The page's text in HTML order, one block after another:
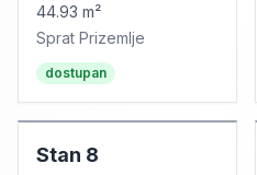
44.93 m²
Sprat Prizemlje
dostupan
Stan 8